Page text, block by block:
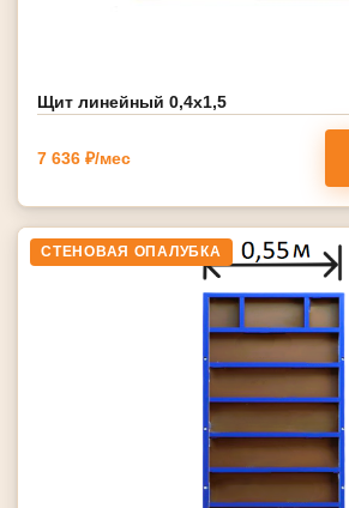
Щит линейный 0,4х1,5
7 636 ₽/мес
СТЕНОВАЯ ОПАЛУБКА